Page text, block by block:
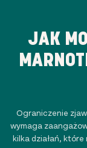
JAK
Ograniczenie
wymaga
kilka działań,